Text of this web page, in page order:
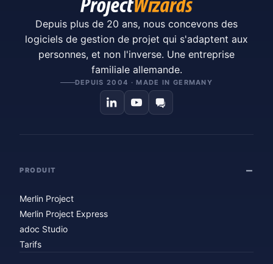
Depuis plus de 20 ans, nous concevons des
logiciels de gestion de projet qui s'adaptent aux
personnes, et non l'inverse. Une entreprise
familiale allemande.
DEPUIS 2004 · MADE IN GERMANY
PRODUIT
Merlin Project
Merlin Project Express
adoc Studio
Tarifs